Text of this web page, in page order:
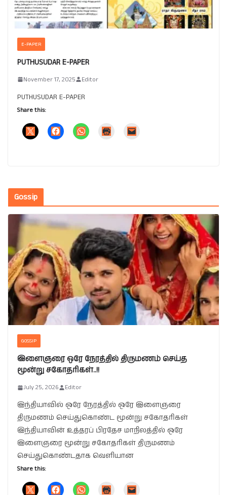
E-PAPER
PUTHUSUDAR E-PAPER
November 17, 2025 Editor
PUTHUSUDAR E-PAPER
Share this:
Gossip
GOSSIP
இளைஞரை ஒரே நேரத்தில் திருமணம் செய்த
மூன்று சகோதரிகள்..!!
July 25, 2026 Editor
இந்தியாவில் ஒரே நேரத்தில் ஒரே இளைஞரை
திருமணம் செய்துகொண்ட மூன்று சகோதரிகள்
இந்தியாவின் உத்தரப் பிரதேச மாநிலத்தில் ஒரே
இளைஞரை மூன்று சகோதரிகள் திருமணம்
செய்துகொண்டதாக வெளியான
Share this: